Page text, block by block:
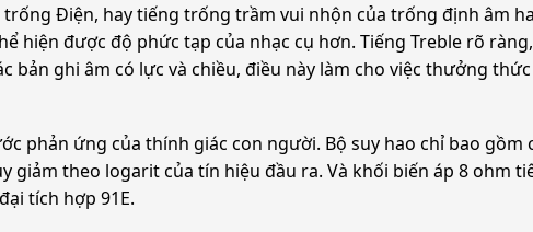
Điện, hay tiếng trống trầm vui nhộn của trống định âm
hiện được độ phức tạp của nhạc cụ hơn. Tiếng Treble rõ
bản ghi âm có lực và chiều, điều này làm cho việc thưởng
phản ứng của thính giác con người. Bộ suy hao chỉ bao
giảm theo logarit của tín hiệu đầu ra. Và khối biến áp 8 ohm
tích hợp 91E.